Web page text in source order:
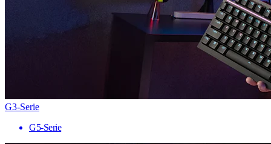
G3-Serie
G5-Serie